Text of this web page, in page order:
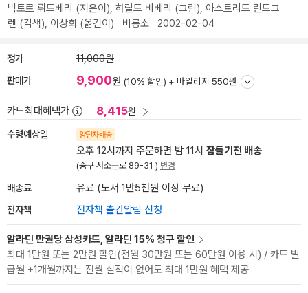
빅토르 뤼드베리 (지은이), 하랄드 비베리 (그림), 아스트리드 린드그
렌 (각색), 이상희 (옮긴이) 비룡소 2002-02-04
정가 11,000원
판매가 9,900원 (10% 할인) + 마일리지 550원
카드최대혜택가 8,415원
수령예상일 양탄자배송
오후 12시까지 주문하면 밤 11시 잠들기전 배송
(중구 서소문로 89-31 ) 변경
배송료 유료 (도서 1만5천원 이상 무료)
전자책 전자책 출간알림 신청
알라딘 만권당 삼성카드, 알라딘 15% 청구 할인
최대 1만원 또는 2만원 할인(전월 30만원 또는 60만원 이용 시) / 카드 발
급월 +1개월까지는 전월 실적이 없어도 최대 1만원 혜택 제공